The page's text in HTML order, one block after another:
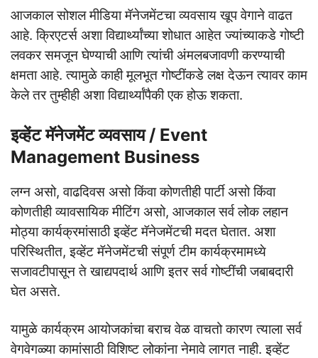
आजकाल सोशल मीडिया मॅनेजमेंटचा व्यवसाय खूप वेगाने वाढत
आहे. क्रिएटर्स अशा विद्यार्थ्यांच्या शोधात आहेत ज्यांच्याकडे गोष्टी
लवकर समजून घेण्याची आणि त्यांची अंमलबजावणी करण्याची
क्षमता आहे. त्यामुळे काही मूलभूत गोष्टींकडे लक्ष देऊन त्यावर काम
केले तर तुम्हीही अशा विद्यार्थ्यांपैकी एक होऊ शकता.
इव्हेंट मॅनेजमेंट व्यवसाय / Event
Management Business
लग्न असो, वाढदिवस असो किंवा कोणतीही पार्टी असो किंवा
कोणतीही व्यावसायिक मीटिंग असो, आजकाल सर्व लोक लहान
मोठ्या कार्यक्रमांसाठी इव्हेंट मॅनेजमेंटची मदत घेतात. अशा
परिस्थितीत, इव्हेंट मॅनेजमेंटची संपूर्ण टीम कार्यक्रमामध्ये
सजावटीपासून ते खाद्यपदार्थ आणि इतर सर्व गोष्टींची जबाबदारी
घेत असते.
यामुळे कार्यक्रम आयोजकांचा बराच वेळ वाचतो कारण त्याला सर्व
वेगवेगळ्या कामांसाठी विशिष्ट लोकांना नेमावे लागत नाही. इव्हेंट